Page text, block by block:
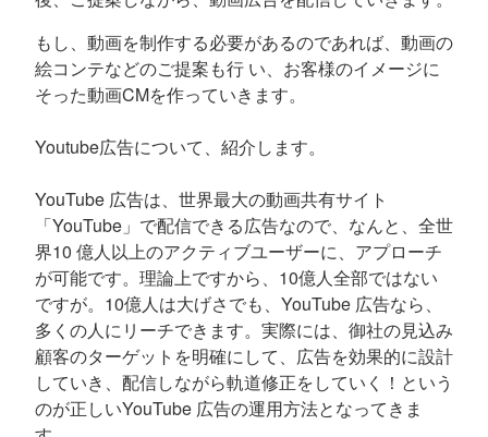
もし、動画を制作する必要があるのであれば、動画の
絵コンテなどのご提案も行 い、お客様のイメージに
そった動画CMを作っていきます。
Youtube広告について、紹介します。
YouTube 広告は、世界最大の動画共有サイト
「YouTube」で配信できる広告なので、なんと、全世
界10 億人以上のアクティブユーザーに、アプローチ
が可能です。理論上ですから、10億人全部ではない
ですが。10億人は大げさでも、YouTube 広告なら、
多くの人にリーチできます。実際には、御社の見込み
顧客のターゲットを明確にして、広告を効果的に設計
していき、配信しながら軌道修正をしていく！という
のが正しいYouTube 広告の運用方法となってきま